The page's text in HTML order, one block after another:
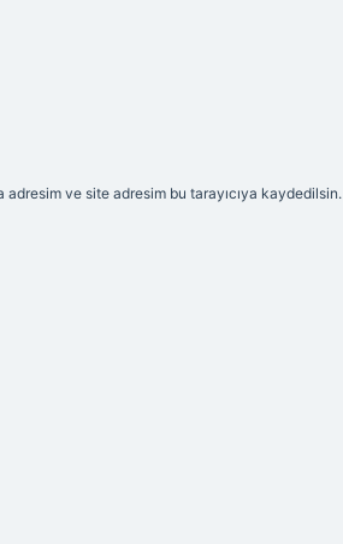
adresim ve site adresim bu tarayıcıya kaydedilsin.